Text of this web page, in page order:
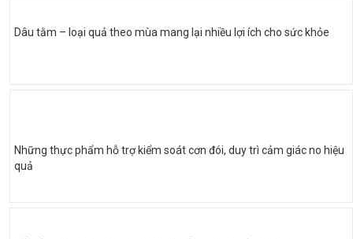
Dâu tằm – loại quả theo mùa mang lại nhiều lợi ích cho sức khỏe
Những thực phẩm hỗ trợ kiểm soát cơn đói, duy trì cảm giác no hiệu
quả